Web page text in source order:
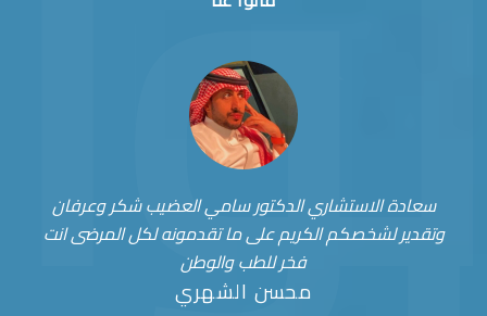
سعادة الاستشاري الدكتور سامي العضيب شكر وعرفان
وتقدير لشخصكم الكريم على ما تقدمونه لكل المرضى انت
فخر للطب والوطن
محسن الشهري